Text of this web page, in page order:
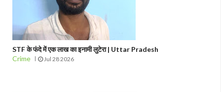
STF के फंदे में एक लाख का इनामी लुटेरा | Uttar Pradesh
Crime
Jul 28 2026